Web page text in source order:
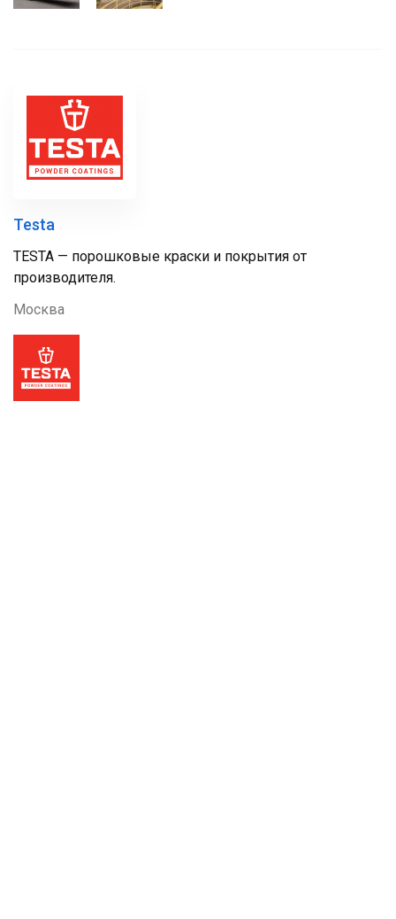
Testa
TESTA — порошковые краски и покрытия от
производителя.
Москва